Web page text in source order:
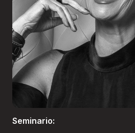
Boletería
Seminario: